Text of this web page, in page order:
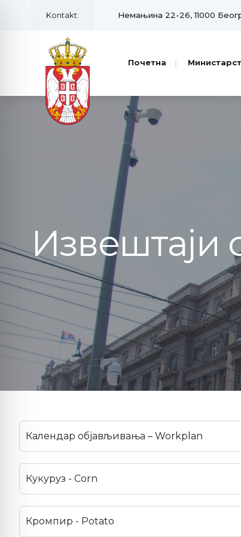
Kontakt: Немањина 22-26, 11000
Почетна
Извештаји
Календар објављивања – Workplan
Кукуруз - Corn
Кромпир - Potato